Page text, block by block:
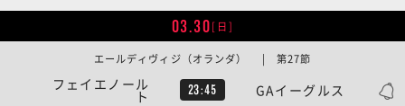
03.30[日]
フェイエノール
ト 23:45 GAイーグルス
エールディヴィジ（オランダ） | 第27節